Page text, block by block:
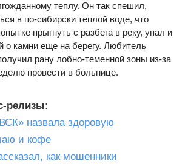
теплу. Он так спешил,
в по-сибирски теплой воде, что
прыгнуть с разбега в реку, упал и
о камни еще на берегу. Любитель
рану лобно-теменной зоны из-за
провести в больнице.
релизы:
назвала здоровую
и кофе
как мошенники